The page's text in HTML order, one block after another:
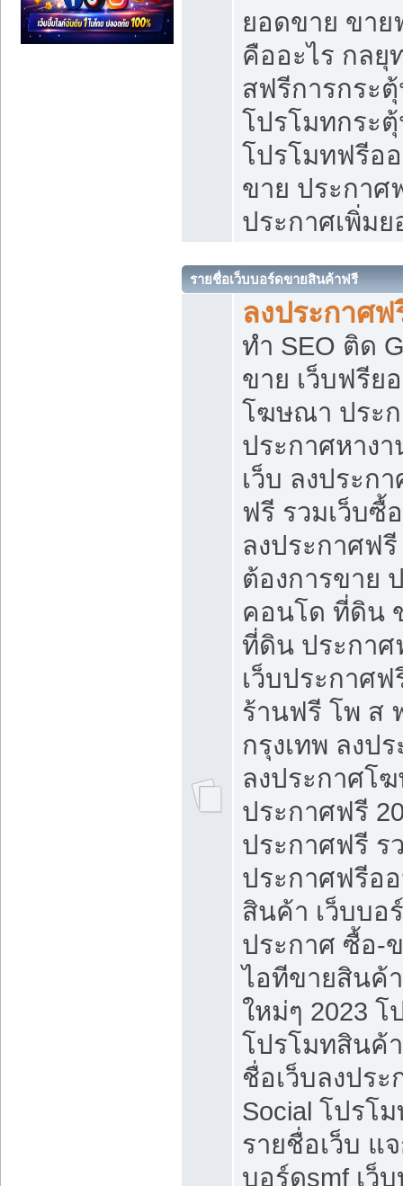
ยอดขาย ขาย
คืออะไร กลยุ
สฟรีการกระ
โปรโมทกระ
โปรโมทฟรีอ
ขาย ประกาศ
ประกาศเพิ่ม
รายชื่อเว็บบอร์ดขายสินค้าฟรี
ลงประกาศฟ
ทำ SEO ติด
ขาย เว็บฟรีย
โฆษณา ประ
ประกาศหาง
เว็บ ลงประก
ฟรี รวมเว็บซื้
ลงประกาศฟ
ต้องการขาย
คอนโด ที่ดิน
ที่ดิน ประกา
เว็บประกาศ
ร้านฟรี โพ ส
กรุงเทพ ลงป
ลงประกาศโ
ประกาศฟรี
ประกาศฟรี ร
ประกาศฟรีอ
สินค้า เว็บบอ
ประกาศ ซื้อ-
ไอทีขายสินค้
ใหม่ๆ 2023
โปรโมทสินค้
ชื่อเว็บลงปร
Social โปรโ
รายชื่อเว็บ แ
บอร์ดsmf เว็